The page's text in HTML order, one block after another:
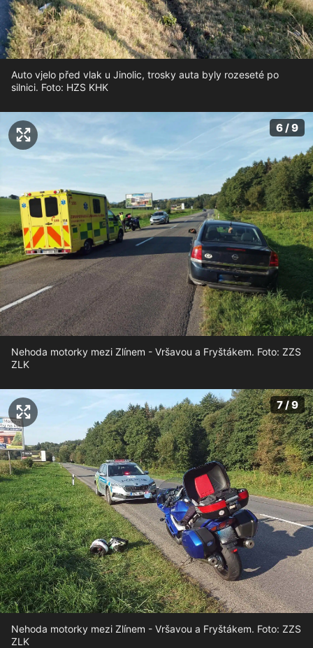
Auto vjelo před vlak u Jinolic, trosky auta byly rozeseté po
silnici. Foto: HZS KHK
6 / 9
Nehoda motorky mezi Zlínem - Vršavou a Fryštákem. Foto: ZZS
ZLK
7 / 9
Nehoda motorky mezi Zlínem - Vršavou a Fryštákem. Foto: ZZS
ZLK